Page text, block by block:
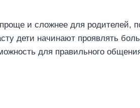
и сложнее для родителей,
дети начинают проявлять
для правильного